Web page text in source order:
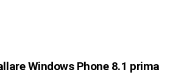
Windows Phone 8.1 prima